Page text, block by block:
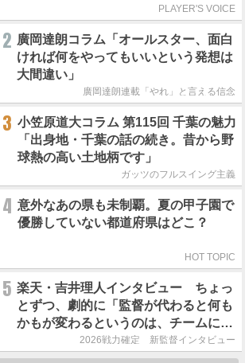
PLAYER'S VOICE
2 廣岡達朗コラム「オールスター、面白
ければ何をやってもいいという発想は
大間違い」
廣岡達朗連載「やれ」と言える信念
3 小笠原道大コラム 第115回 千葉の魅力
「出身地・千葉の話の続き。昔から野
球熱の高い土地柄です」
ガッツのフルスイング主義
4 意外なあの県も未制覇。夏の甲子園で
優勝していない都道府県はどこ？
HOT TOPIC
5 楽天・吉井理人インタビュー ちょっ
とずつ、劇的に「監督が代わると何も
かもが変わるというのは、チームにと
って良くないことなんです」
2026戦力確定 新監督インタビュー